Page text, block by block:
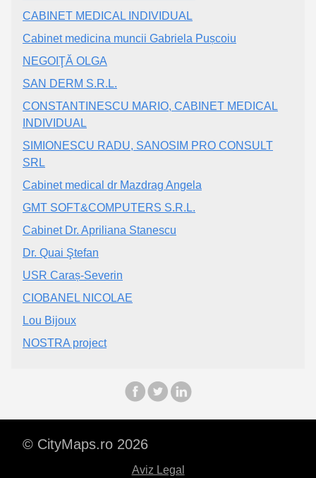
CABINET MEDICAL INDIVIDUAL
Cabinet medicina muncii Gabriela Pușcoiu
NEGOIŢĂ OLGA
SAN DERM S.R.L.
CONSTANTINESCU MARIO, CABINET MEDICAL
INDIVIDUAL
SIMIONESCU RADU, SANOSIM PRO CONSULT
SRL
Cabinet medical dr Mazdrag Angela
GMT SOFT&COMPUTERS S.R.L.
Cabinet Dr. Apriliana Stanescu
Dr. Quai Ştefan
USR Caraș-Severin
CIOBANEL NICOLAE
Lou Bijoux
NOSTRA project
© CityMaps.ro 2026
Aviz Legal